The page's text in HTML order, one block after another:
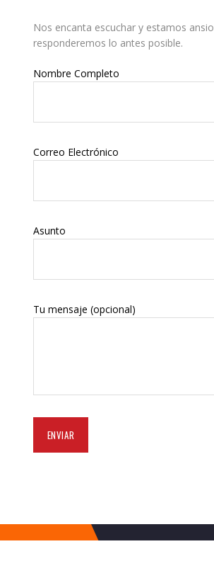
Nos encanta escuchar y estamos
responderemos lo antes posible.
Nombre Completo
Correo Electrónico
Asunto
Tu mensaje (opcional)